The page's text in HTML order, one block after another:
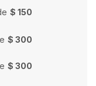
$ 150
$ 300
$ 300